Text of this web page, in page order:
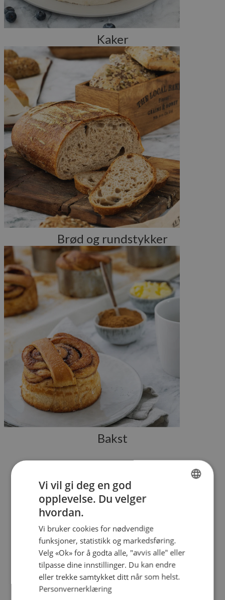
Kaker
Brød og rundstykker
Bakst
Om Baker Brun
H.A. Brun AS ble etablert i Oslo i 1911.
Våre røtter strekker seg tilbake til Bergen, med en
Vi vil gi deg en god
opplevelse. Du velger
hvordan.
Vi bruker cookies for nødvendige
funksjoner, statistikk og markedsføring.
Velg «Ok» for å godta alle, "avvis alle" eller
tilpasse dine innstillinger. Du kan endre
eller trekke samtykket ditt når som helst.
Personvernerklæring